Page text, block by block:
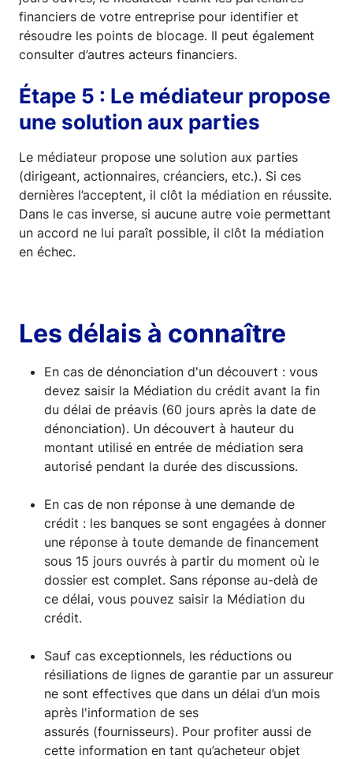
financiers de votre entreprise pour identifier et
résoudre les points de blocage. Il peut également
consulter d’autres acteurs financiers.
Étape 5 : Le médiateur propose
une solution aux parties
Le médiateur propose une solution aux parties
(dirigeant, actionnaires, créanciers, etc.). Si ces
dernières l’acceptent, il clôt la médiation en réussite.
Dans le cas inverse, si aucune autre voie permettant
un accord ne lui paraît possible, il clôt la médiation
en échec.
Les délais à connaître
En cas de dénonciation d'un découvert : vous
devez saisir la Médiation du crédit avant la fin
du délai de préavis (60 jours après la date de
dénonciation). Un découvert à hauteur du
montant utilisé en entrée de médiation sera
autorisé pendant la durée des discussions.
En cas de non réponse à une demande de
crédit : les banques se sont engagées à donner
une réponse à toute demande de financement
sous 15 jours ouvrés à partir du moment où le
dossier est complet. Sans réponse au-delà de
ce délai, vous pouvez saisir la Médiation du
crédit.
Sauf cas exceptionnels, les réductions ou
résiliations de lignes de garantie par un assureur
ne sont effectives que dans un délai d’un mois
après l'information de ses
assurés (fournisseurs). Pour profiter aussi de
cette information en tant qu’acheteur objet